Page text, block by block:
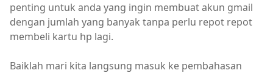
penting untuk anda yang ingin membuat akun gmail
dengan jumlah yang banyak tanpa perlu repot repot
membeli kartu hp lagi.
Baiklah mari kita langsung masuk ke pembahasan